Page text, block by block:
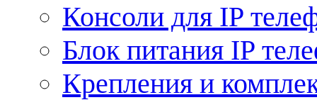
Консоли для IP
Блок питания IP
Крепления и